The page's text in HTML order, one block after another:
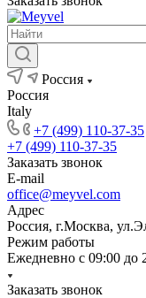
Россия
Россия
Italy
+7 (499) 110-37-35
+7 (499) 110-37-35
Заказать звонок
E-mail
office@meyvel.com
Адрес
Россия, г.Москва,
Режим работы
Ежедневно с 09:00 до
Заказать звонок